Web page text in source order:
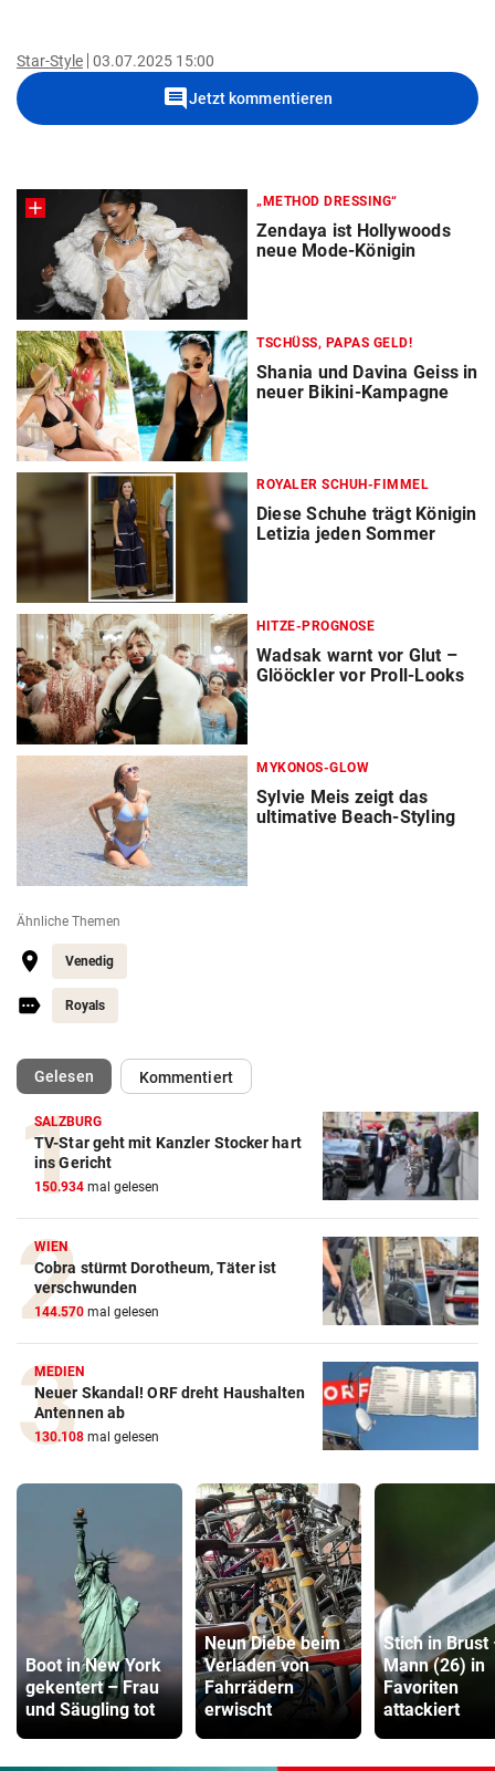
Star-Style 03.07.2025 15:00
commentJetzt kommentieren
„METHOD DRESSING“
Zendaya ist Hollywoods
neue Mode-Königin
TSCHÜSS, PAPAS GELD!
Shania und Davina Geiss in
neuer Bikini-Kampagne
ROYALER SCHUH-FIMMEL
Diese Schuhe trägt Königin
Letizia jeden Sommer
HITZE-PROGNOSE
Wadsak warnt vor Glut –
Glööckler vor Proll-Looks
MYKONOS-GLOW
Sylvie Meis zeigt das
ultimative Beach-Styling
Ähnliche Themen
Venedig
Royals
Gelesen(ausgewählt)Kommentiert
SALZBURG
TV-Star geht mit Kanzler Stocker hart
ins Gericht
150.934 mal gelesen
WIEN
Cobra stürmt Dorotheum, Täter ist
verschwunden
144.570 mal gelesen
MEDIEN
Neuer Skandal! ORF dreht Haushalten
Antennen ab
130.108 mal gelesen
Boot in New York
gekentert – Frau
und Säugling tot
Neun Diebe beim
Verladen von
Fahrrädern
erwischt
Stich in Brust
Mann (26) in
Favoriten
attackiert